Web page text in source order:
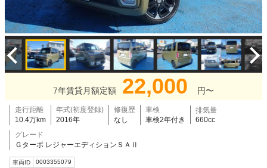
7年賃貸月額定額 22,000 円〜
走行距離
10.4万km
年式(初度登録)
2016年
修復歴
なし
車検
車検2年付き
排気量
660cc
グレード
Ｇターボ レジャーエディションＳＡⅡ
車両ID 0003355079